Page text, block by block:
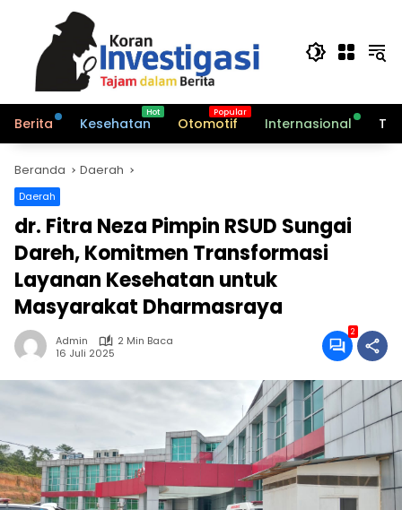
Berita Kesehatan Otomotif Internasional
Beranda Daerah
Daerah
dr. Fitra Neza Pimpin RSUD Sungai
Dareh, Komitmen Transformasi
Layanan Kesehatan untuk
Masyarakat Dharmasraya
Admin
2 Min Baca
16 Juli 2025
2